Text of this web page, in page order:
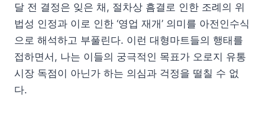
달 전 결정은 잊은 채, 절차상 흠결로 인한 조례의 위
법성 인정과 이로 인한 ‘영업 재개’ 의미를 아전인수식
으로 해석하고 부풀린다. 이런 대형마트들의 행태를
접하면서, 나는 이들의 궁극적인 목표가 오로지 유통
시장 독점이 아닌가 하는 의심과 걱정을 떨칠 수 없
다.